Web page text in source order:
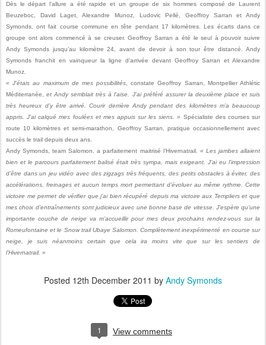
Dès le départ l’allure a été rapide et un groupe de six hommes composé de Laurent
Beuzeboc, David Laget,Alexandre Munoz, Ludovic Pellé, Geoffroy Sarran etAndy
Symonds, ont fait course commune en tête pendant 17 kilomètres. Les écarts dans ce
groupe ont alors commencé à se creuser. Geoffroy Sarran a été le seul à pouvoir suivre
Andy Symondsjusqu’au kilomètre 24, avant de devoir à son tour être distancé.Andy
Symonds franchit en vainqueur la ligne d’arrivée devant Geoffroy Sarran et Alexandre
Munoz.
« J’étais au maximum de mes possibilités, constate Geoffroy Sarran, Montpellier Athlétic
Méditerranée,et Andy semblait très à l’aise. J’ai préféré assurer la deuxième place et suis
très heureux d’y être arrivé. Courir derrière Andy pendant des kilomètres m’a beaucoup
appris. J’ai calqué mes foulées et mes appuis sur les siens. » Spécialiste des courses sur
route 10 kilomètres et semi-marathon, Geoffroy Sarran, pratique occasionnellement avec
succès le trail depuis deux ans.
Andy Symonds, team Salomon, a parfaitement maitrisé l’Hivernatrail. « Les jambes allaient
bien et le parcours parfaitement balisé était très sympa, mais exigeant. J’ai eu l’impression
d’être dans un jeu vidéo avec des zigzags très fréquents, des petits obstacles à éviter, des
accélérations, freinages et aucun temps mort permettant d’évoluer au même rythme. Cette
victoire me permet de vérifier que j’ai bien récupéré depuis ma victoire aux Templiers et que
mes choix d’entraînements sont judicieux avec une bonne base de vitesse. J’espère qu’une
importante couche de neige va m’accueillir pour mes deux prochains rendez-vous sur la
Romeufontaine et le Snow trail Ubaye Salomon. Complètement inexpérimenté en course sur
neige, je suis néanmoins certain que cela ira moins vite que sur les sentiers de
l’Hivernatrail. »
Posted 12th December 2011 by Andy Symonds
1 View comments